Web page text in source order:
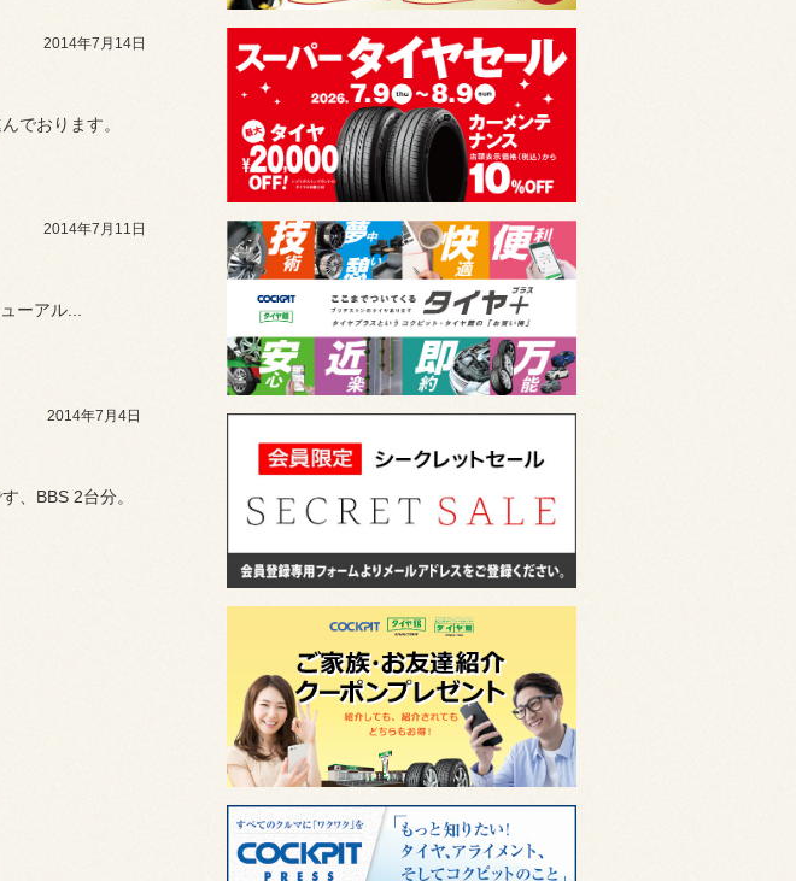
2014年7月14日
でおります。
2014年7月11日
ーアル...
2014年7月4日
、BBS 2台分。